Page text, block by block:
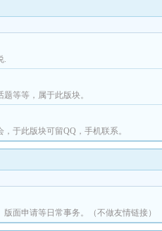
.
等等，属于此版块。
于此版块可留QQ，手机联系。
面申请等日常事务。（不做友情链接）